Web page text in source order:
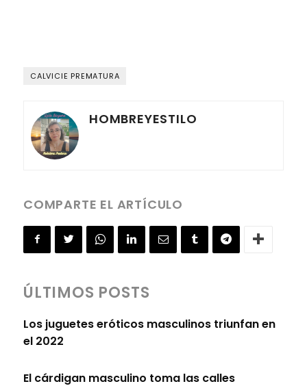
CALVICIE PREMATURA
HOMBREYESTILO
COMPARTE EL ARTÍCULO
ÚLTIMOS POSTS
Los juguetes eróticos masculinos triunfan en
el 2022
El cárdigan masculino toma las calles